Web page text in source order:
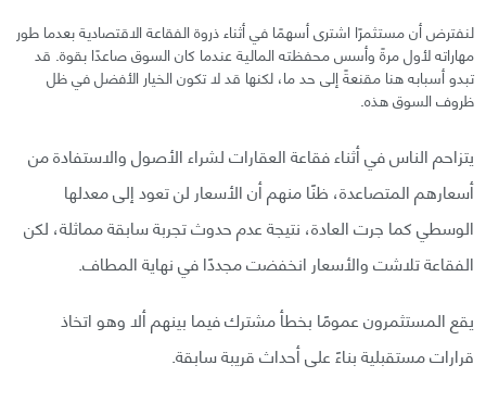
لنفترض أن مستثمرًا اشترى أسهمًا في أثناء ذروة الفقاعة الاقتصادية بعدما طور
مهاراته لأول مرةً وأسس محفظته المالية عندما كان السوق صاعدًا بقوة. قد
تبدو أسبابه هنا مقنعةً إلى حد ما، لكنها قد لا تكون الخيار الأفضل في ظل
ظروف السوق هذه.
يتزاحم الناس في أثناء فقاعة العقارات لشراء الأصول والاستفادة من
أسعارهم المتصاعدة، ظنًا منهم أن الأسعار لن تعود إلى معدلها
الوسطي كما جرت العادة، نتيجة عدم حدوث تجربة سابقة مماثلة، لكن
الفقاعة تلاشت والأسعار انخفضت مجددًا في نهاية المطاف.
يقع المستثمرون عمومًا بخطأ مشترك فيما بينهم ألا وهو اتخاذ
قرارات مستقبلية بناءً على أحداث قريبة سابقة.